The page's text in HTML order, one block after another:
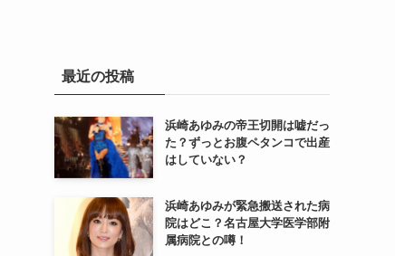
最近の投稿
浜崎あゆみの帝王切開は嘘だっ
た？ずっとお腹ペタンコで出産
はしていない？
浜崎あゆみが緊急搬送された病
院はどこ？名古屋大学医学部附
属病院との噂！